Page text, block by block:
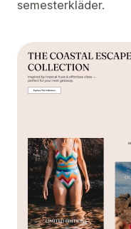
semesterkläder.